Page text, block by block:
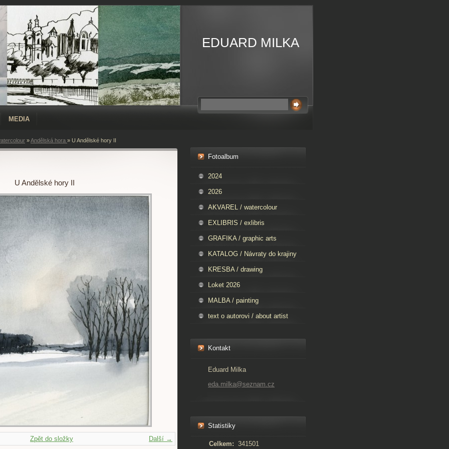
EDUARD MILKA
MEDIA
»Andělská hora » U Andělské hory II
U Andělské hory II
Další →
Zpět do složky
Fotoalbum
2024
2026
AKVAREL / watercolour
EXLIBRIS / exlibris
GRAFIKA / graphic arts
KATALOG / Návraty do krajiny
KRESBA / drawing
Loket 2026
MALBA / painting
text o autorovi / about artist
Kontakt
Eduard Milka
eda.milka@seznam.cz
Statistiky
Celkem: 341501